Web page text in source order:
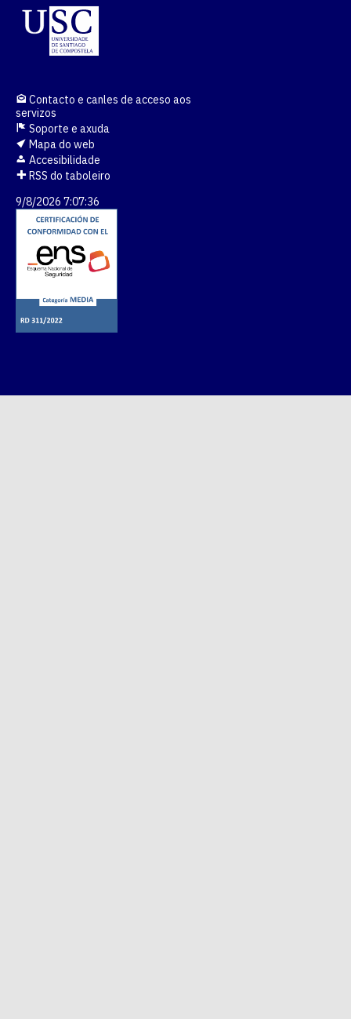
Contacto e canles de acceso aos
servizos
Soporte e axuda
Mapa do web
Accesibilidade
RSS do taboleiro
9/8/2026 7:07:36